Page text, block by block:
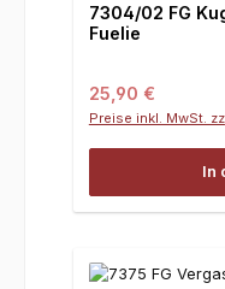
7304/02 FG
Fuelie
Regulärer Preis:
25,90 €
Preise inkl. MwSt.
In